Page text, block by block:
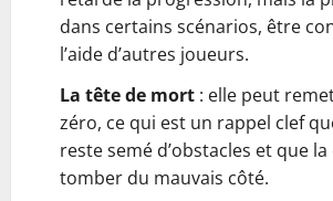
dans certains scénarios, être
l’aide d’autres joueurs.
La tête de mort : elle peut
zéro, ce qui est un rappel clef
reste semé d’obstacles et que
tomber du mauvais côté.